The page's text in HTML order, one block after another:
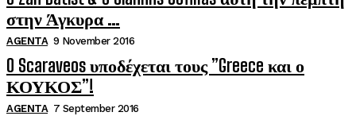
στην Άγκυρα …
AGENTA 9 November 2016
O Scaraveos υποδέχεται τους ”Greece και ο
ΚΟΥΚΟΣ”!
AGENTA 7 September 2016